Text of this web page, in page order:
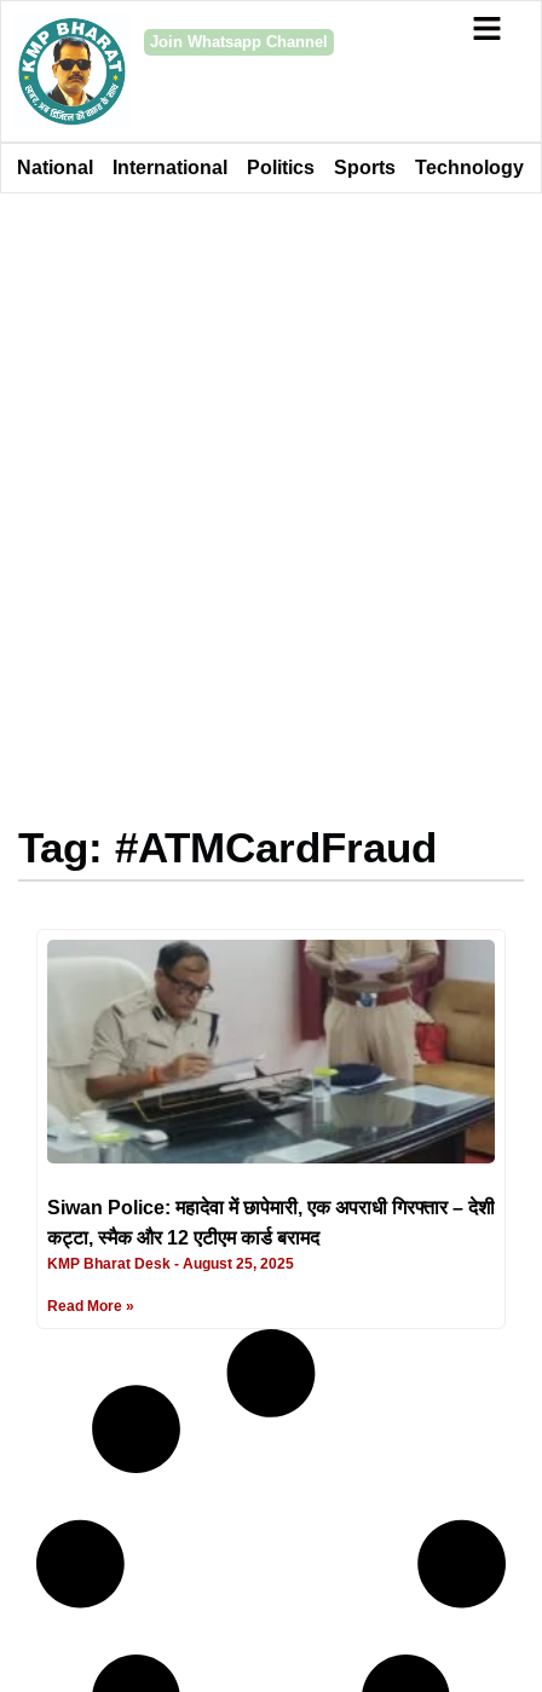
Join Whatsapp Channel
National International Politics Sports Technology
Tag: #ATMCardFraud
Siwan Police: महादेवा में छापेमारी, एक अपराधी गिरफ्तार – देशी
कट्टा, स्मैक और 12 एटीएम कार्ड बरामद
KMP Bharat Desk August 25, 2025
Read More »